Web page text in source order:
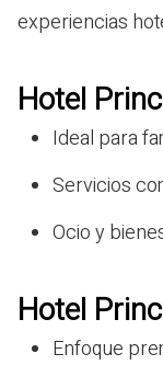
experiencias
Hotel
Ideal para
Servicios
Ocio y
Hotel
Enfoque